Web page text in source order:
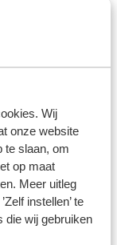
Wij
onze website
te slaan, om
op maat
Meer uitleg
instellen’ te
die wij gebruiken
woon-
dit moment
op de site van
werkgever
overheid de
kaart? Het
heeft een